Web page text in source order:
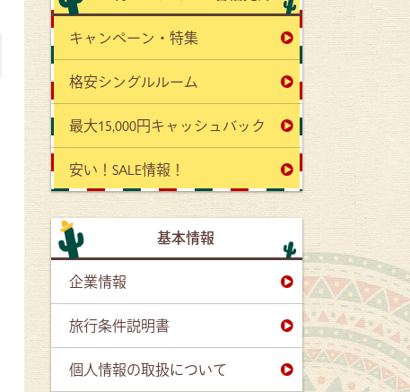
キャンペーン・特集
格安シングルルーム
最大15,000円キャッシュバック
安い！SALE情報！
基本情報
企業情報
旅行条件説明書
個人情報の取扱について